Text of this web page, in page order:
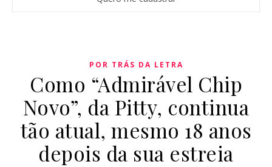
POR TRÁS DA LETRA
Como “Admirável Chip
Novo”, da Pitty, continua
tão atual, mesmo 18 anos
depois da sua estreia